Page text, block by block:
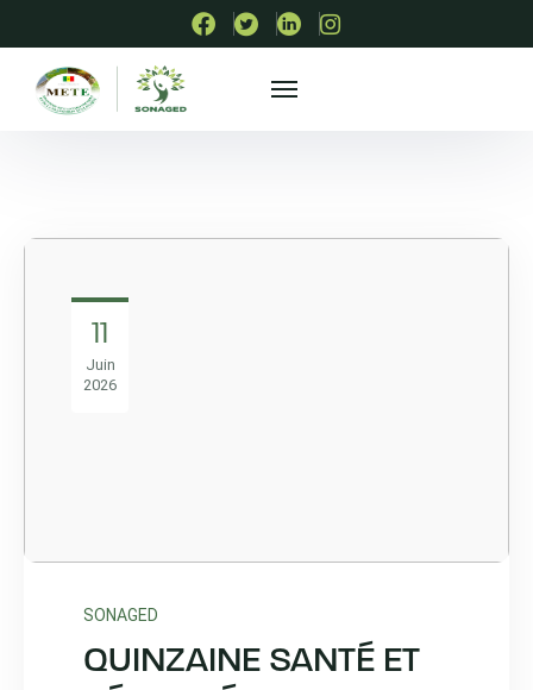
11
Juin
2026
SONAGED
QUINZAINE SANTÉ ET